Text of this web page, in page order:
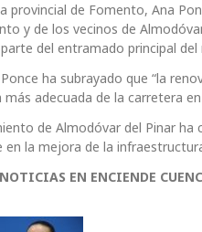
provincial de Fomento, Ana
y de los vecinos de
del entramado principal del
ha subrayado que “la
adecuada de la carretera
de Almodóvar del Pinar
la mejora de la
EN ENCIENDE